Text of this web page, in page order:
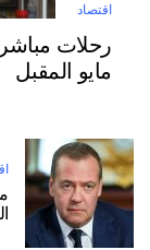
اقتصاد
رحلات
مايو المقبل